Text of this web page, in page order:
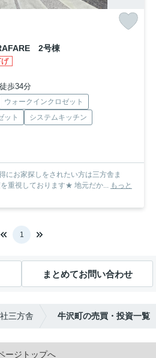
2号棟
歩34分
ウォークインクロゼット
ット
システムキッチン
にお家探しをされたい方は三方舎ま
度を重視しております★ 地元だか... もっと
1
まとめてお問い合わせ
三方舎 牛沢町の売買・投資一覧
ージトップへ